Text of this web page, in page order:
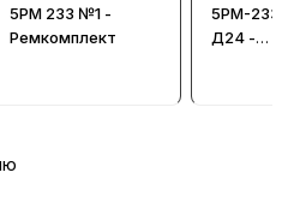
5РМ 233 №1 -
Ремкомплект
5РМ-233-
Д24 -